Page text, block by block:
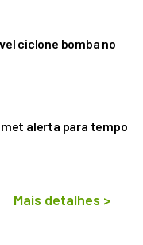
ciclone bomba no
alerta para tempo
Mais detalhes >